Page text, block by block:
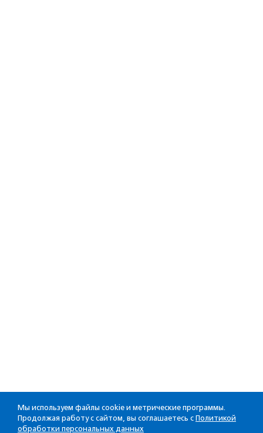
Мы используем файлы cookie и метрические программы.
Продолжая работу с сайтом, вы соглашаетесь с Политикой
обработки персональных данных